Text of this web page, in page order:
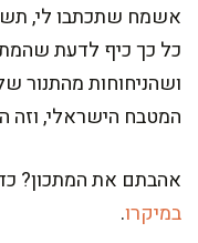
אשמח שתכתבו לי,
כל כך כיף לדעת
ושהניחוחות מהתנור
המטבח הישראלי,
אהבתם את המתכון?
במיקרו.